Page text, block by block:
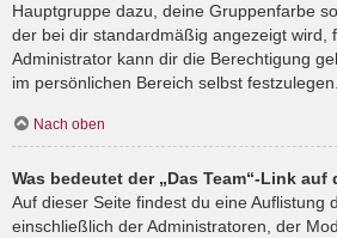
Hauptgruppe dazu, deine Gruppenfarbe
der bei dir standardmäßig angezeigt wird,
Administrator kann dir die Berechtigung
im persönlichen Bereich selbst festzulegen.
Nach oben
Was bedeutet der „Das Team“-Link auf
Auf dieser Seite findest du eine Auflistung
einschließlich der Administratoren, der